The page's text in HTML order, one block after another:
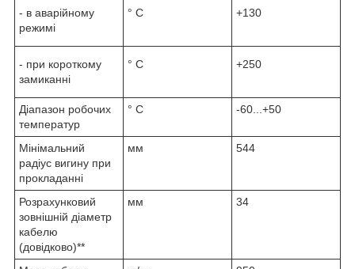
- в аварійному
режимі
° С +130
- при короткому
замиканні
° С +250
Діапазон робочих
температур
° С -60...+50
Мінімальний
радіус вигину при
прокладанні
мм 544
Розрахунковий
зовнішній діаметр
кабелю
(довідково)**
мм 34